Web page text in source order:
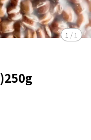
1 / 1